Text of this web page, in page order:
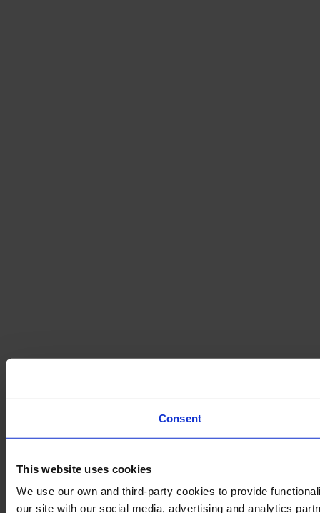
Consent
This website uses cookies
We use our own and third-party cookies to provide
our site with our social media, advertising and analytics